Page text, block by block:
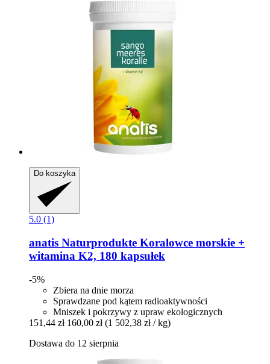
Do koszyka
5.0 (1)
anatis Naturprodukte Koralowce morskie +
witamina K2, 180 kapsułek
-5%
Zbiera na dnie morza
Sprawdzane pod kątem radioaktywności
Mniszek i pokrzywy z upraw ekologicznych
151,44 zł 160,00 zł (1 502,38 zł / kg)
Dostawa do 12 sierpnia